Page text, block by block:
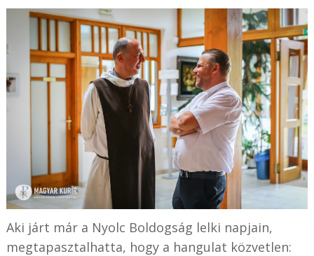
Aki járt már a Nyolc Boldogság lelki napjain,
megtapasztalhatta, hogy a hangulat közvetlen: